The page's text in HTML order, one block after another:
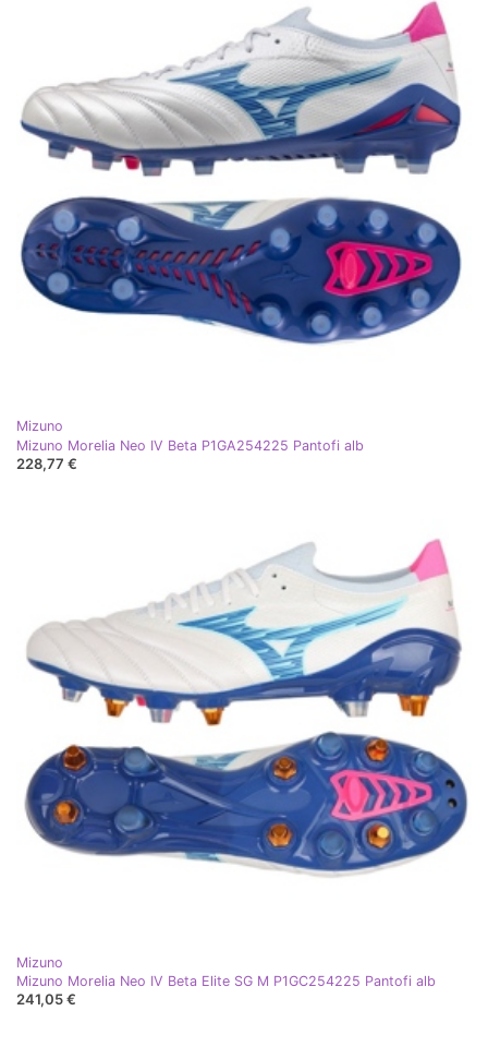
Mizuno
Mizuno Morelia Neo IV Beta P1GA254225 Pantofi alb
228,77 €
Mizuno
Mizuno Morelia Neo IV Beta Elite SG M P1GC254225 Pantofi alb
241,05 €